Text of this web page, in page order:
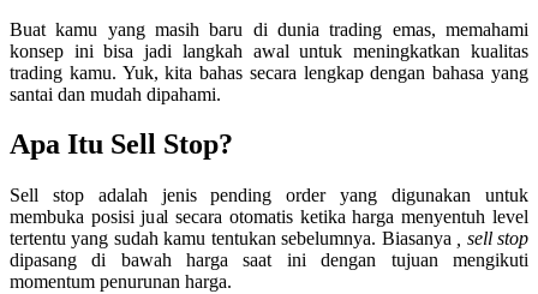
Buat kamu yang masih baru di dunia trading emas, memahami
konsep ini bisa jadi langkah awal untuk meningkatkan kualitas
trading kamu. Yuk, kita bahas secara lengkap dengan bahasa yang
santai dan mudah dipahami.
Apa Itu Sell Stop?
Sell stop adalah jenis pending order yang digunakan untuk
membuka posisi jual secara otomatis ketika harga menyentuh level
tertentu yang sudah kamu tentukan sebelumnya. Biasanya
, sell stop
dipasang di bawah harga saat ini dengan tujuan mengikuti
momentum penurunan harga.